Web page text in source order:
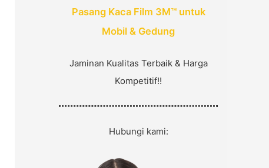
Pasang Kaca Film 3M™ untuk
Mobil & Gedung
Jaminan Kualitas Terbaik & Harga
Kompetitif!!
Hubungi kami: